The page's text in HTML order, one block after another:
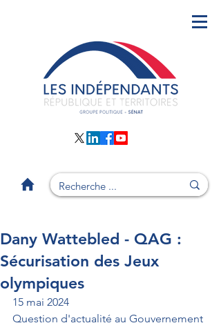
Dany Wattebled - QAG :
Sécurisation des Jeux
olympiques
15 mai 2024
Question d'actualité au Gouvernement